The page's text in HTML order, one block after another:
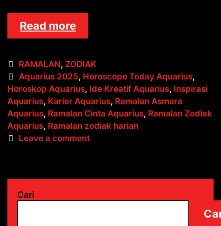
Read moreRamalan
Zodiak
Hari
Ini:
Ide
Kreatif
Bermunculan
Categories
RAMALAN, ZODIAK
Tags
Aquarius 2025, Horoscope Today Aquarius,
Horoskop Aquarius, Ide Kreatif Aquarius, Inspirasi
Aquarius, Karier Aquarius, Ramalan Asmara
Aquarius, Ramalan Cinta Aquarius, Ramalan Zodiak
Aquarius, Ramalan zodiak harian
Leave a comment
Cari